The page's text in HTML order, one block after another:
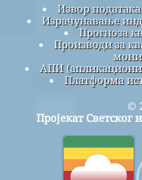
Извор
Израчунавање
Прогноза
Производи за
АПИ (апликациони
Платформа
©
Пројекат Светског